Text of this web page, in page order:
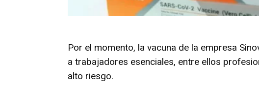
Por el momento, la vacuna de la empresa
a trabajadores esenciales, entre ellos
alto riesgo.